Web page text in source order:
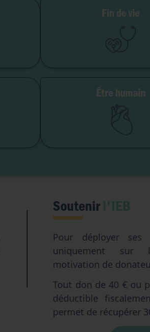
Fin de vie
Soins palliatifs
Être humain
Maladie &
Genre &
Soutenirl'IEB
Pour déployer ses
uniquement sur
motivation de
Tout don de 40 € ou
déductible
permet de récupérer